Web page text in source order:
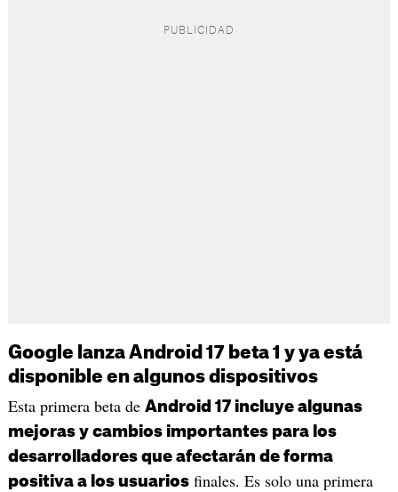
Google lanza Android 17 beta 1 y ya está
disponible en algunos dispositivos
Esta primera beta de Android 17 incluye algunas
mejoras y cambios importantes para los
desarrolladores que afectarán de forma
positiva a los usuariosfinales. Es solo una primera